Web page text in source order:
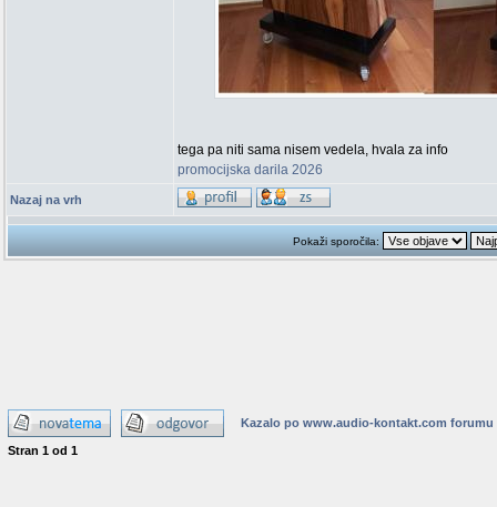
tega pa niti sama nisem vedela, hvala za info
promocijska darila 2026
Nazaj na vrh
Pokaži sporočila:
Kazalo po www.audio-kontakt.com forumu
Stran 1 od 1